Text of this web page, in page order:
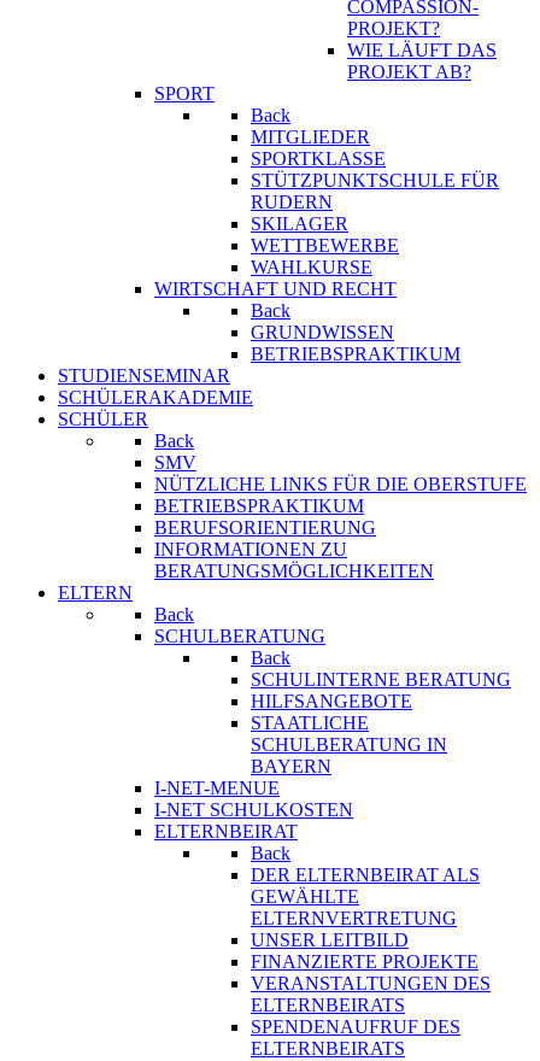
COMPASSION-
PROJEKT?
WIE LÄUFT DAS
PROJEKT AB?
SPORT
Back
MITGLIEDER
SPORTKLASSE
STÜTZPUNKTSCHULE FÜR
RUDERN
SKILAGER
WETTBEWERBE
WAHLKURSE
WIRTSCHAFT UND RECHT
Back
GRUNDWISSEN
BETRIEBSPRAKTIKUM
STUDIENSEMINAR
SCHÜLERAKADEMIE
SCHÜLER
Back
SMV
NÜTZLICHE LINKS FÜR DIE OBERSTUFE
BETRIEBSPRAKTIKUM
BERUFSORIENTIERUNG
INFORMATIONEN ZU
BERATUNGSMÖGLICHKEITEN
ELTERN
Back
SCHULBERATUNG
Back
SCHULINTERNE BERATUNG
HILFSANGEBOTE
STAATLICHE
SCHULBERATUNG IN
BAYERN
I-NET-MENUE
I-NET SCHULKOSTEN
ELTERNBEIRAT
Back
DER ELTERNBEIRAT ALS
GEWÄHLTE
ELTERNVERTRETUNG
UNSER LEITBILD
FINANZIERTE PROJEKTE
VERANSTALTUNGEN DES
ELTERNBEIRATS
SPENDENAUFRUF DES
ELTERNBEIRATS